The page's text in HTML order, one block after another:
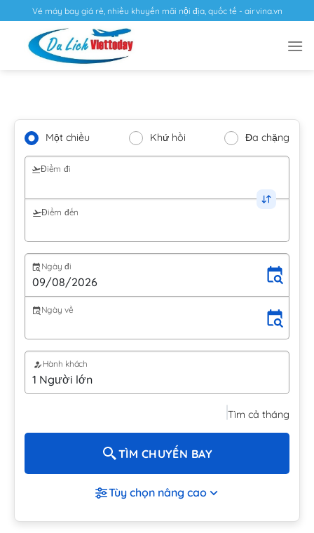
Vé máy bay giá rẻ, nhiều khuyến mãi nội địa, quốc tế - airvina.vn
Một chiều Khứ hồi Đa chặng
Điểm đi
Điểm đến
Ngày đi
Ngày về
Hành khách
Tìm cả tháng
TÌM CHUYẾN BAY
Tùy chọn nâng cao